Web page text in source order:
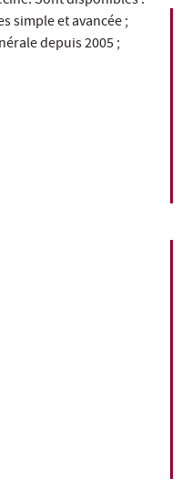
simple et avancée ;
depuis 2005 ;